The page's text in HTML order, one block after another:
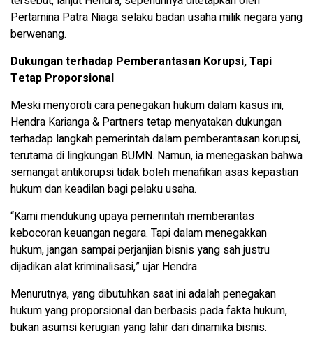
Pertamina Patra Niaga selaku badan usaha milik negara yang
berwenang.
Dukungan terhadap Pemberantasan Korupsi, Tapi
Tetap Proporsional
Meski menyoroti cara penegakan hukum dalam kasus ini,
Hendra Karianga & Partners tetap menyatakan dukungan
terhadap langkah pemerintah dalam pemberantasan korupsi,
terutama di lingkungan BUMN. Namun, ia menegaskan bahwa
semangat antikorupsi tidak boleh menafikan asas kepastian
hukum dan keadilan bagi pelaku usaha.
“Kami mendukung upaya pemerintah memberantas
kebocoran keuangan negara. Tapi dalam menegakkan
hukum, jangan sampai perjanjian bisnis yang sah justru
dijadikan alat kriminalisasi,” ujar Hendra.
Menurutnya, yang dibutuhkan saat ini adalah penegakan
hukum yang proporsional dan berbasis pada fakta hukum,
bukan asumsi kerugian yang lahir dari dinamika bisnis.